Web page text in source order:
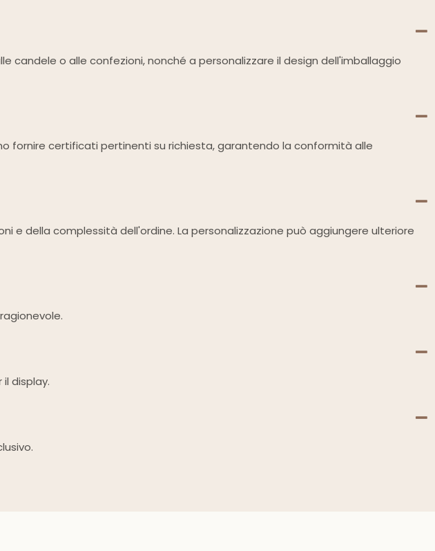
candele o alle confezioni, nonché a personalizzare il design dell'imballaggio
fornire certificati pertinenti su richiesta, garantendo la conformità alle
e della complessità dell'ordine. La personalizzazione può aggiungere ulteriore
display.